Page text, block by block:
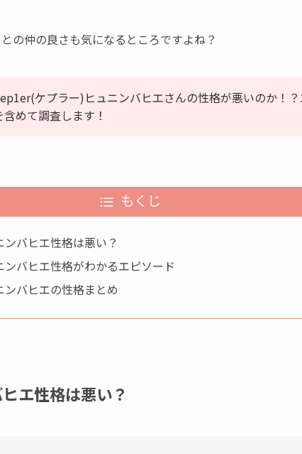
の仲の良さも気になるところですよね？
ケプラー)ヒュニンバヒエさんの性格が悪いのか！
めて調査します！
もくじ
ンバヒエ性格は悪い？
ンバヒエ性格がわかるエピソード
ンバヒエの性格まとめ
エ性格は悪い？